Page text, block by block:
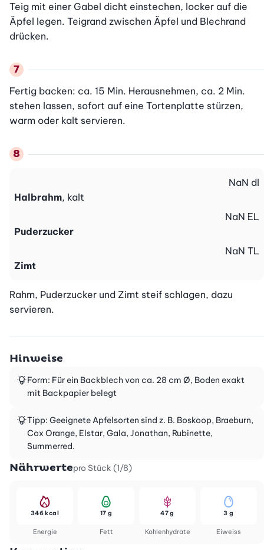
Teig mit einer Gabel dicht einstechen, locker auf die
Äpfel legen. Teigrand zwischen Äpfel und Blechrand
drücken.
Fertig backen: ca. 15 Min. Herausnehmen, ca. 2 Min.
stehen lassen, sofort auf eine Tortenplatte stürzen,
warm oder kalt servieren.
Halbrahm, kalt
NaN dl
Puderzucker
NaN EL
Zimt
NaN TL
Rahm, Puderzucker und Zimt steif schlagen, dazu
servieren.
Hinweise
Form: Für ein Backblech von ca. 28 cm Ø, Boden exakt
mit Backpapier belegt
Tipp: Geeignete Apfelsorten sind z. B. Boskoop, Braeburn,
Cox Orange, Elstar, Gala, Jonathan, Rubinette,
Summerred.
Nährwertepro Stück (1/8)
Energie
346 kcal
Fett
17 g
Kohlenhydrate
47 g
Eiweiss
3 g